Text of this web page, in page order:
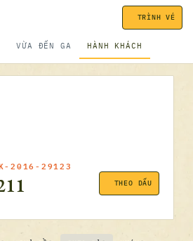
VỪA ĐẾN GA HÀNH KHÁCH
TRÌNH VÉ
2016-29123
THEO DẤU